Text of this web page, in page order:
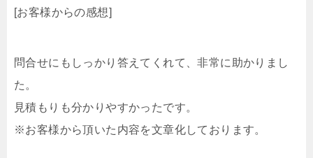
[お客様からの感想]
問合せにもしっかり答えてくれて、非常に助かりまし
た。
見積もりも分かりやすかったです。
※お客様から頂いた内容を文章化しております。